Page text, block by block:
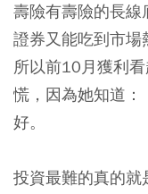
壽險有壽險的長線
證券又能吃到市場
所以前10月獲利
慌，因為她知道：
好。
投資最難的真的就